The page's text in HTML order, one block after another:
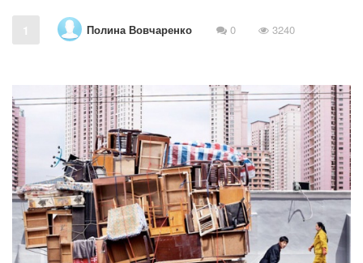
1 Полина Вовчаренко 0 3240